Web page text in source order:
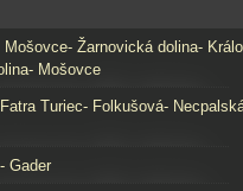
Mošovce- Žarnovická dolina-
Mošovce
Turiec- Folkušová-
Gader